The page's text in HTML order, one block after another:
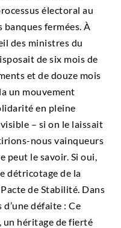
électoral au
banques fermées. À
des ministres du
de six mois de
et de douze mois
un mouvement
en pleine
– si on le laissait
nous vainqueurs
peut le savoir. Si oui,
détricotage de la
de Stabilité. Dans
d’une défaite : Ce
un héritage de fierté